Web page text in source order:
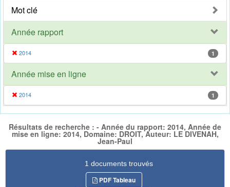
Mot clé
Année rapport
2014 1
Année mise en ligne
2014 1
Résultats de recherche : - Année du rapport: 2014, Année de
mise en ligne: 2014, Domaine: DROIT, Auteur: LE DIVENAH,
Jean-Paul
1 documents trouvés
PDF Tableau